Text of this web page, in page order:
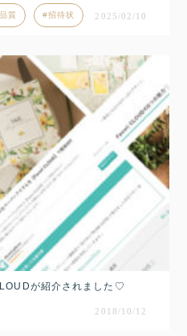
品質 招待状 2025/02/10
が紹介されました♡
2018/10/12